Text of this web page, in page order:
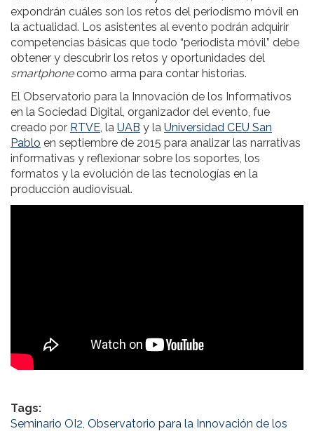
expondrán cuáles son los retos del periodismo móvil en
la actualidad. Los asistentes al evento podrán adquirir
competencias básicas que todo “periodista móvil” debe
obtener y descubrir los retos y oportunidades del
smartphonecomo arma para contar historias.
El Observatorio para la Innovación de los Informativos
en la Sociedad Digital, organizador del evento, fue
creado por RTVE, la UAB y la Universidad CEU San
Pablo en septiembre de 2015 para analizar las narrativas
informativas y reflexionar sobre los soportes, los
formatos y la evolución de las tecnologías en la
producción audiovisual.
Tags:
Seminario OI2, Observatorio para la Innovación de los